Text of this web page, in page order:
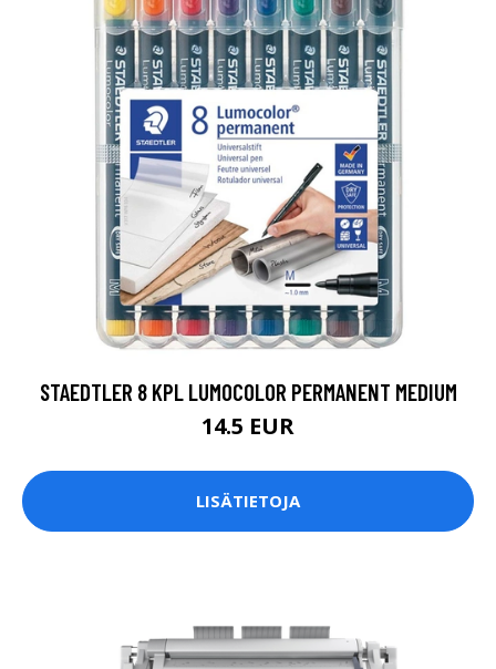
STAEDTLER 8 KPL LUMOCOLOR PERMANENT MEDIUM
14.5 EUR
LISÄTIETOJA